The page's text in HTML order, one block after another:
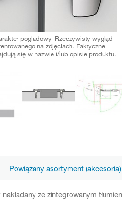
poglądowy. Rzeczywisty wygląd
na zdjęciach. Faktyczne
się w nazwie i/lub opisie produktu.
Powiązany asortyment (akcesoria)
ze zintegrowanym